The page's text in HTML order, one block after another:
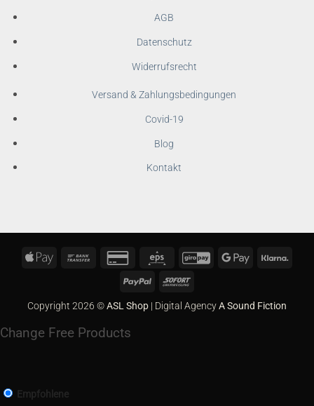
AGB
Datenschutz
Widerrufsrecht
Versand & Zahlungsbedingungen
Covid-19
Blog
Kontakt
Apple
Bank
Credit
2
Eps GiroPay Google
PayPal
Sofort
Copyright 2026 ©ASL Shop | Digital AgencyA Sound Fiction
Change Free Products
Empfohlene